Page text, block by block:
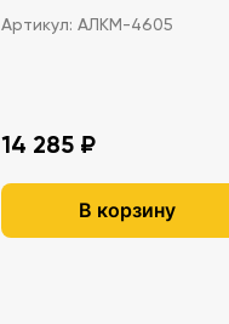
Артикул: АЛКМ-4605
14 285 ₽
В корзину